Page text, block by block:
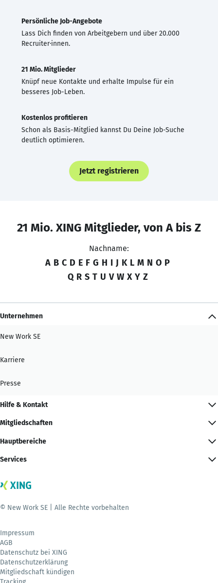
Persönliche Job-Angebote
Lass Dich finden von Arbeitgebern und über 20.000
Recruiter·innen.
21 Mio. Mitglieder
Knüpf neue Kontakte und erhalte Impulse für ein
besseres Job-Leben.
Kostenlos profitieren
Schon als Basis-Mitglied kannst Du Deine Job-Suche
deutlich optimieren.
Jetzt registrieren
21 Mio. XING Mitglieder, von A bis Z
Nachname:
A B C D E F G H I J K L M N O P
Q R S T U V W X Y Z
Unternehmen
New Work SE
Karriere
Presse
Hilfe & Kontakt
Mitgliedschaften
Hauptbereiche
Services
© New Work SE | Alle Rechte vorbehalten
Impressum
AGB
Datenschutz bei XING
Datenschutzerklärung
Mitgliedschaft kündigen